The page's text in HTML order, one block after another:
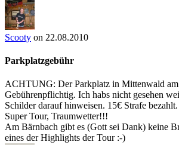
Scooty on 22.08.2010
Parkplatzgebühr
ACHTUNG: Der Parkplatz in Mittenwald am
Gebührenpflichtig. Ich habs nicht gesehen
Schilder darauf hinweisen. 15€ Strafe bezahlt.
Super Tour, Traumwetter!!!
Am Bärnbach gibt es (Gott sei Dank) keine
eines der Highlights der Tour :-)